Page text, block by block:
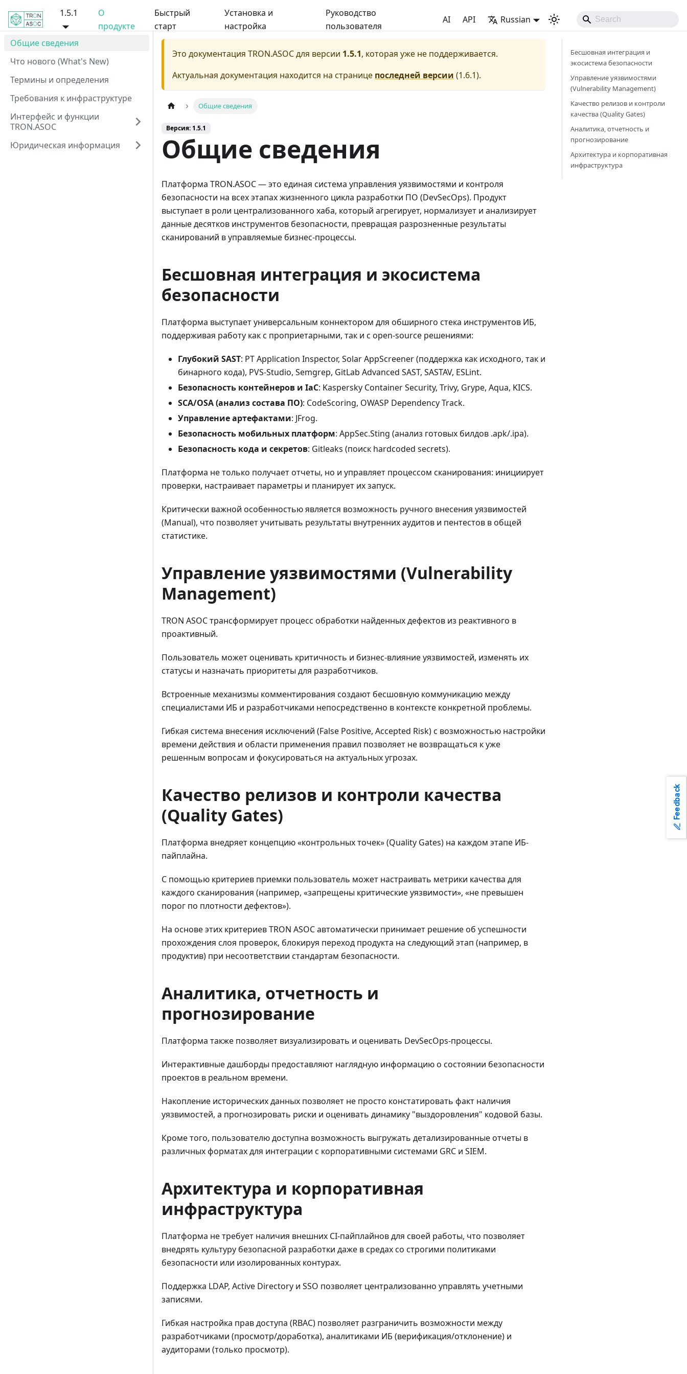
1.5.1
О
продукте
Быстрый
старт
Установка и
настройка
Руководство
пользователя
AI API Russian
Общие сведения
Что нового (What's New)
Термины и определения
Требования к инфраструктуре
Интерфейс и функции
TRON.ASOC
Юридическая информация
Это документация TRON.ASOCдля версии 1.5.1, которая уже не поддерживается.
Актуальная документация находится на странице последней версии (1.6.1).
Общие сведения
Версия: 1.5.1
Общие сведения
Платформа ТRON.ASOC — это единая система управления уязвимостями и контроля
безопасности на всех этапах жизненного цикла разработки ПО (DevSecOps). Продукт
выступает в роли централизованного хаба, который агрегирует, нормализует и анализирует
данные десятков инструментов безопасности, превращая разрозненные результаты
сканирований в управляемые бизнес-процессы.
Бесшовная интеграция и экосистема
безопасности
Платформа выступает универсальным коннектором для обширного стека инструментов ИБ,
поддерживая работу как с проприетарными, так и с open-source решениями:
Глубокий SAST: PT Application Inspector, Solar AppScreener (поддержка как исходного, так и
бинарного кода), PVS-Studio, Semgrep, GitLab Advanced SAST, SASTAV, ESLint.
Безопасность контейнеров и IaC: Kaspersky Container Security, Trivy, Grype, Aqua, KICS.
SCA/OSA (анализ состава ПО): CodeScoring, OWASP Dependency Track.
Управление артефактами: JFrog.
Безопасность мобильных платформ: AppSec.Sting (анализ готовых билдов .apk/.ipa).
Безопасность кода и секретов: Gitleaks (поиск hardcoded secrets).
Платформа не только получает отчеты, но и управляет процессом сканирования: инициирует
проверки, настраивает параметры и планирует их запуск.
Критически важной особенностью является возможность ручного внесения уязвимостей
(Manual), что позволяет учитывать результаты внутренних аудитов и пентестов в общей
статистике.
Управление уязвимостями (Vulnerability
Management)
TRON ASOC трансформирует процесс обработки найденных дефектов из реактивного в
проактивный.
Пользователь может оценивать критичность и бизнес-влияние уязвимостей, изменять их
статусы и назначать приоритеты для разработчиков.
Встроенные механизмы комментирования создают бесшовную коммуникацию между
специалистами ИБ и разработчиками непосредственно в контексте конкретной проблемы.
Гибкая система внесения исключений (False Positive, Accepted Risk) с возможностью настройки
времени действия и области применения правил позволяет не возвращаться к уже
решенным вопросам и фокусироваться на актуальных угрозах.
Качество релизов и контроли качества
(Quality Gates)
Платформа внедряет концепцию «контрольных точек» (Quality Gates) на каждом этапе ИБ-
пайплайна.
С помощью критериев приемки пользователь может настраивать метрики качества для
каждого сканирования (например, «запрещены критические уязвимости», «не превышен
порог по плотности дефектов»).
На основе этих критериев TRON ASOC автоматически принимает решение об успешности
прохождения слоя проверок, блокируя переход продукта на следующий этап (например, в
продуктив) при несоответствии стандартам безопасности.
Аналитика, отчетность и
прогнозирование
Платформа также позволяет визуализировать и оценивать DevSecOps-процессы.
Интерактивные дашборды предоставляют наглядную информацию о состоянии безопасности
проектов в реальном времени.
Накопление исторических данных позволяет не просто констатировать факт наличия
уязвимостей, а прогнозировать риски и оценивать динамику "выздоровления" кодовой базы.
Кроме того, пользователю доступна возможность выгружать детализированные отчеты в
различных форматах для интеграции с корпоративными системами GRC и SIEM.
Архитектура и корпоративная
инфраструктура
Платформа не требует наличия внешних CI-пайплайнов для своей работы, что позволяет
внедрять культуру безопасной разработки даже в средах со строгими политиками
безопасности или изолированных контурах.
Поддержка LDAP, Active Directory и SSO позволяет централизованно управлять учетными
записями.
Гибкая настройка прав доступа (RBAC) позволяет разграничить возможности между
разработчиками (просмотр/доработка), аналитиками ИБ (верификация/отклонение) и
аудиторами (только просмотр).
Бесшовная интеграция и
экосистема безопасности
Управление уязвимостями
(Vulnerability Management)
Качество релизов и контроли
качества (Quality Gates)
Аналитика, отчетность и
прогнозирование
Архитектура и корпоративная
инфраструктура
Feedback